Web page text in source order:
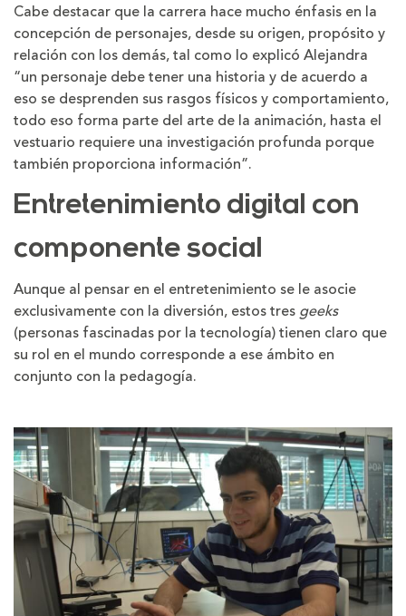
Cabe destacar que la carrera hace mucho énfasis en la
concepción de personajes, desde su origen, propósito y
relación con los demás, tal como lo explicó Alejandra
“un personaje debe tener una historia y de acuerdo a
eso se desprenden sus rasgos físicos y comportamiento,
todo eso forma parte del arte de la animación, hasta el
vestuario requiere una investigación profunda porque
también proporciona información”.
Entretenimiento digital con
componente social
Aunque al pensar en el entretenimiento se le asocie
exclusivamente con la diversión, estos tres geeks
(personas fascinadas por la tecnología) tienen claro que
su rol en el mundo corresponde a ese ámbito en
conjunto con la pedagogía.